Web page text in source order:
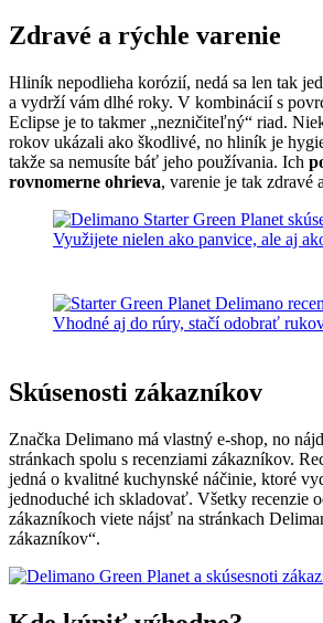
Zdravé a rýchle varenie
Hliník nepodlieha korózií, nedá sa len tak
a vydrží vám dlhé roky. V kombinácií s
Eclipse je to takmer „nezničiteľný“ riad.
rokov ukázali ako škodlivé, no hliník je
takže sa nemusíte báť jeho používania. Ich
rovnomerne ohrieva, varenie je tak zdravé
Využijete nielen ako panvice, ale aj
Vhodné aj do rúry, stačí odobrať
Skúsenosti zákazníkov
Značka Delimano má vlastný e-shop, no
stránkach spolu s recenziami zákazníkov.
jedná o kvalitné kuchynské náčinie, ktoré
jednoduché ich skladovať. Všetky recenzie
zákazníkoch viete nájsť na stránkach
zákazníkov“.